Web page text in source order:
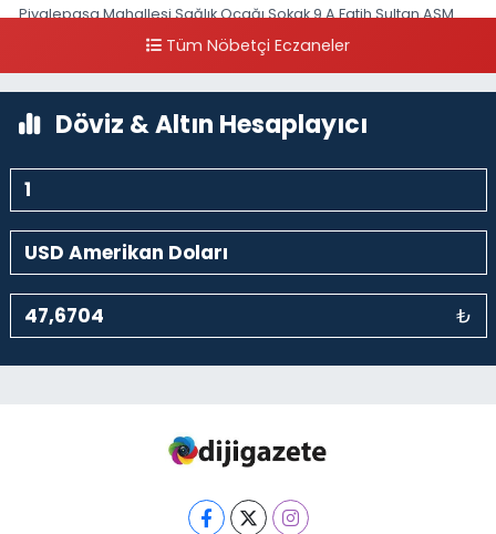
Piyalepaşa Mahallesi Sağlık Ocağı Sokak 9 A Fatih Sultan ASM
Tüm Nöbetçi Eczaneler
Döviz & Altın Hesaplayıcı
₺